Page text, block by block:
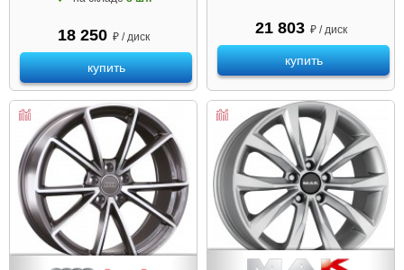
18 250 ₽ / диск
купить
21 803 ₽ / диск
купить